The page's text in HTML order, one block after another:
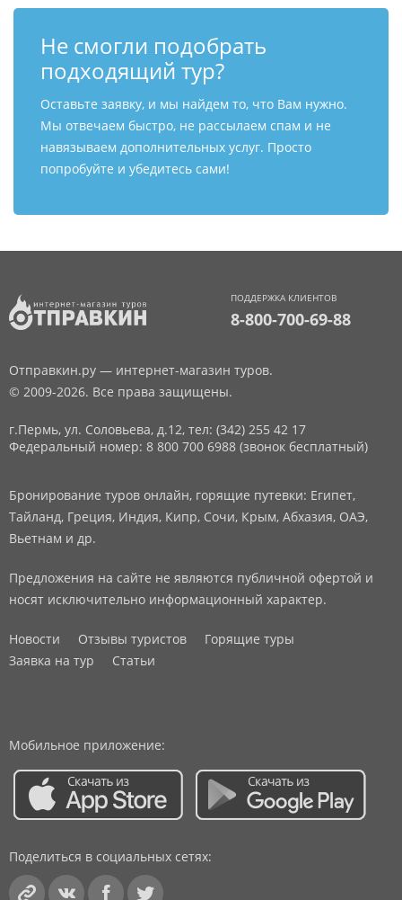
Не смогли подобрать
подходящий тур?
Оставьте заявку, и мы найдем то, что Вам нужно.
Мы отвечаем быстро, не рассылаем спам и не
навязываем дополнительных услуг. Просто
попробуйте и убедитесь сами!
ПОДДЕРЖКА КЛИЕНТОВ
8-800-700-69-88
Отправкин.ру — интернет-магазин туров.
© 2009-2026. Все права защищены.
г.Пермь, ул. Соловьева, д.12, тел: (342) 255 42 17
Федеральный номер: 8 800 700 6988 (звонок бесплатный)
Бронирование туров онлайн, горящие путевки: Египет,
Тайланд, Греция, Индия, Кипр, Сочи, Крым, Абхазия, ОАЭ,
Вьетнам и др.
Предложения на сайте не являются публичной офертой и
носят исключительно информационный характер.
Новости Отзывы туристов
Горящие туры
Заявка на тур
Статьи
Мобильное приложение:
Поделиться в социальных сетях: